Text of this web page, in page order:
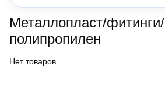
Металлопласт/фитинги/
полипропилен
Нет товаров